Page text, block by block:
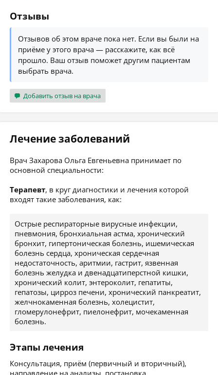
Отзывы
Отзывов об этом враче пока нет. Если вы были на
приёме у этого врача — расскажите, как всё
прошло. Ваш отзыв поможет другим пациентам
выбрать врача.
Добавить отзыв на врача
Лечение заболеваний
Врач Захарова Ольга Евгеньевна принимает по
основной специальности:
Терапевт, в круг диагностики и лечения которой
входят такие заболевания, как:
Острые респираторные вирусные инфекции,
пневмония, бронхиальная астма, хронический
бронхит, гипертоническая болезнь, ишемическая
болезнь сердца, хроническая сердечная
недостаточность, аритмии, гастрит, язвенная
болезнь желудка и двенадцатиперстной кишки,
хронический колит, энтероколит, гепатиты,
гепатозы, цирроз печени, хронический панкреатит,
желчнокаменная болезнь, холецистит,
гломерулонефрит, пиелонефрит, мочекаменная
болезнь.
Этапы лечения
Консультация, приём (первичный и вторичный),
направление на анализы, постановка